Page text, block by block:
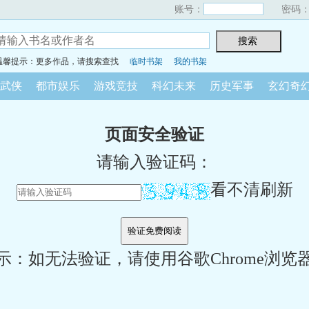
账号： 密码
馨提示：更多作品，请搜索查找 临时书架 我的书架
侠 都市娱乐 游戏竞技 科幻未来 历史军事 玄幻奇
页面安全验证
请输入验证码：
看不清刷新
：如无法验证，请使用谷歌Chrome浏览